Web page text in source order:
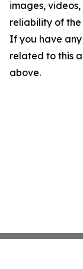
images,
reliability of
If you have
related to this
above.